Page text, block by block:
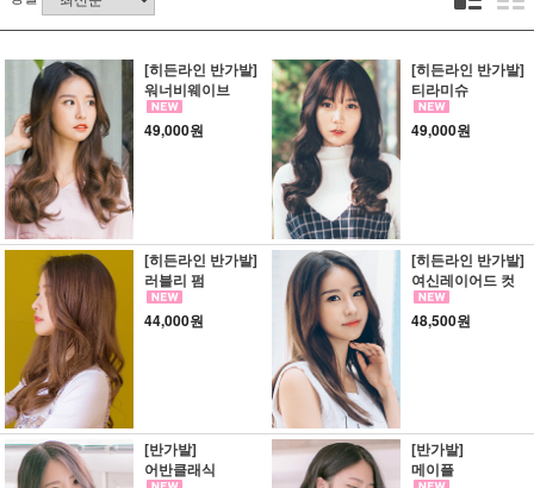
[히든라인 반가발]
워너비웨이브
49,000원
[히든라인 반가발]
티라미슈
49,000원
[히든라인 반가발]
러블리 펌
44,000원
[히든라인 반가발]
여신레이어드 컷
48,500원
[반가발]
어반클래식
[반가발]
메이플